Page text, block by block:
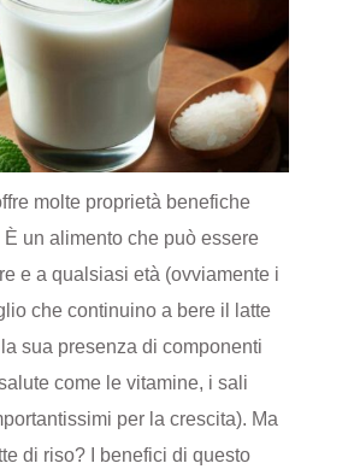
molte proprietà benefiche
È un alimento che può essere
e a qualsiasi età (ovviamente i
che continuino a bere il latte
sua presenza di componenti
come le vitamine, i sali
per la crescita). Ma
di riso? I benefici di questo